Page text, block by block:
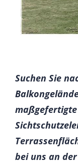
Suchen Sie
bei uns an